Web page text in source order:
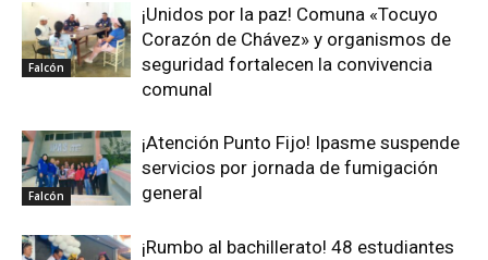
Falcón
¡Unidos por la paz! Comuna «Tocuyo
Corazón de Chávez» y organismos de
seguridad fortalecen la convivencia
comunal
Falcón
¡Atención Punto Fijo! Ipasme suspende
servicios por jornada de fumigación
general
¡Rumbo al bachillerato! 48 estudiantes